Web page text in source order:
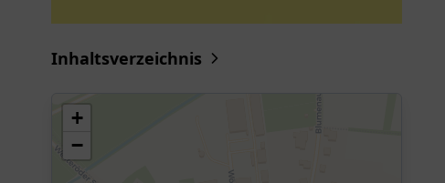
Inhaltsverzeichnis
+
−